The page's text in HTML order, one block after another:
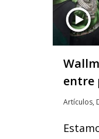
entre
Artículos,